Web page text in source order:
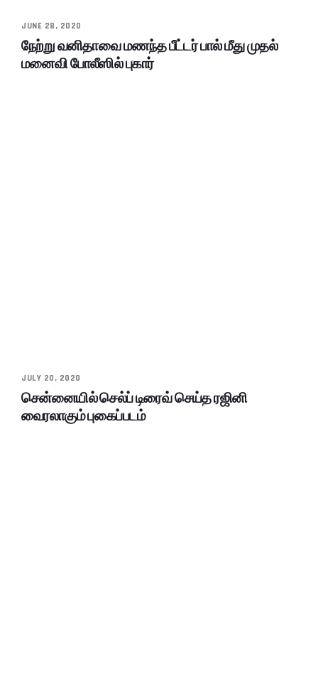
JUNE 28, 2020
நேற்று வனிதாவை மணந்த பீட்டர் பால் மீது முதல்
மனைவி போலீஸில் புகார்
JULY 20, 2020
சென்னையில் செல்ப் டிரைவ் செய்த ரஜினி
வைரலாகும் புகைப்படம்